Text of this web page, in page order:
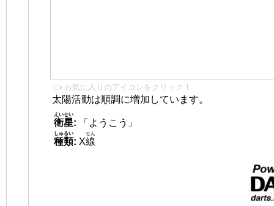
👈 お気に入りのアイコンをクリック！
太陽活動は順調に増加しています。
衛星
えいせい
:
「ようこう」
種類
しゅるい
: X線
せん